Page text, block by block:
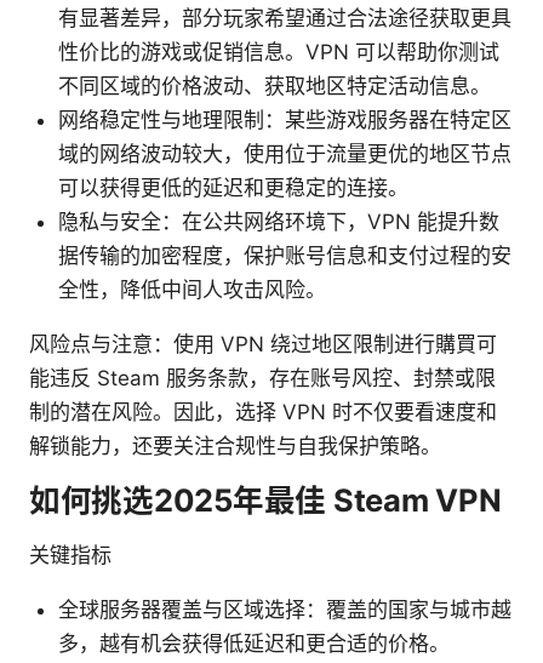
有显著差异，部分玩家希望通过合法途径获取更具
性价比的游戏或促销信息。VPN 可以帮助你测试
不同区域的价格波动、获取地区特定活动信息。
网络稳定性与地理限制：某些游戏服务器在特定区
域的网络波动较大，使用位于流量更优的地区节点
可以获得更低的延迟和更稳定的连接。
隐私与安全：在公共网络环境下，VPN 能提升数
据传输的加密程度，保护账号信息和支付过程的安
全性，降低中间人攻击风险。
风险点与注意：使用 VPN 绕过地区限制进行購買可
能违反 Steam 服务条款，存在账号风控、封禁或限
制的潜在风险。因此，选择 VPN 时不仅要看速度和
解锁能力，还要关注合规性与自我保护策略。
如何挑选2025年最佳 Steam VPN
关键指标
全球服务器覆盖与区域选择：覆盖的国家与城市越
多，越有机会获得低延迟和更合适的价格。